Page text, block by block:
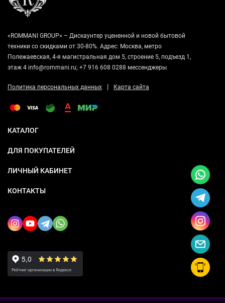
«ROMMANI GROUP» – Дискаунтер уцененной и новой бытовой
техники со скидками от 30-80%. Адрес: Москва, метро
Полежаевская, 4-я магистральная дом 5, строение 5, подъезд 1,
этаж 4 info@rommani.ru; +7 916 608 0288 мессенджеры
Политика персональных данных | Карта сайта
КАТАЛОГ
ДЛЯ ПОКУПАТЕЛЕЙ
ЛИЧНЫЙ КАБИНЕТ
КОНТАКТЫ